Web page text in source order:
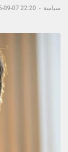
سياسة -
22:20 07-09-2025